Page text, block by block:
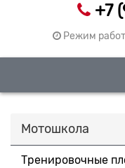
+7
Режим
Мотошкола
Тренировочные